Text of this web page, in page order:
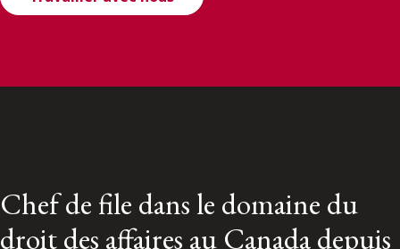
Chef de file dans le domaine du
droit des affaires au Canada depuis